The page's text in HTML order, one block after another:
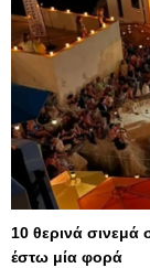
10 θερινά σινεμά
έστω μία φορά